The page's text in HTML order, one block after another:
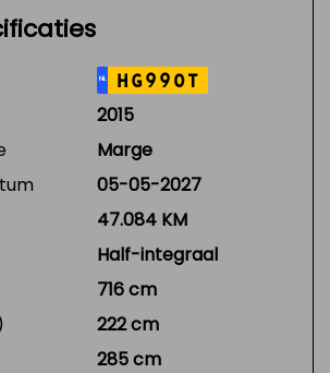
NL HG990T
2015
Marge
05-05-2027
47.084 KM
Half-integraal
716 cm
222 cm
285 cm